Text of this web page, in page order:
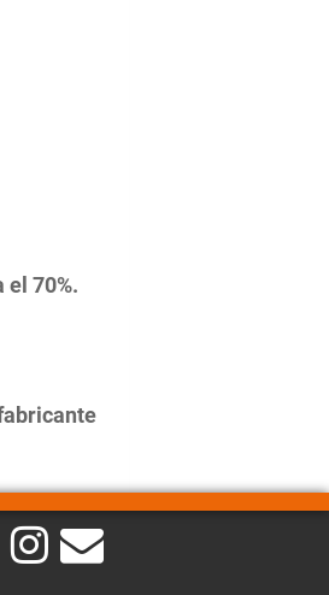
el 70%.